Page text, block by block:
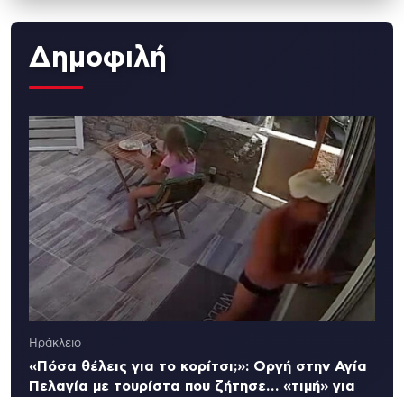
Δημοφιλή
Ηράκλειο
«Πόσα θέλεις για το κορίτσι;»: Οργή στην Αγία
Πελαγία με τουρίστα που ζήτησε… «τιμή» για